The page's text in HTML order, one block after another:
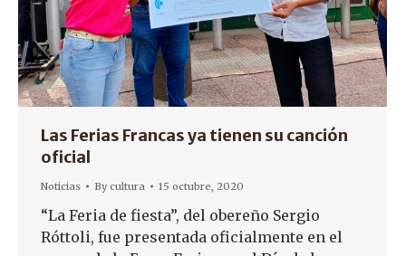
Las Ferias Francas ya tienen su canción
oficial
Noticias Bycultura 15 octubre, 2020
“La Feria de fiesta”, del obereño Sergio
Róttoli, fue presentada oficialmente en el